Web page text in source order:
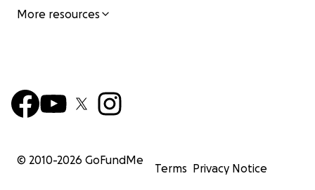
More resources
© 2010-2026 GoFundMe
Terms Privacy Notice